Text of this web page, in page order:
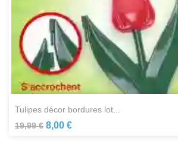
tulipes décor bordures lot...
19,99 € 8,00 €